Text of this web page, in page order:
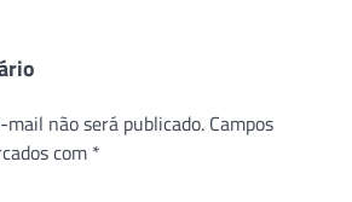
mail não será publicado. Campos
com *